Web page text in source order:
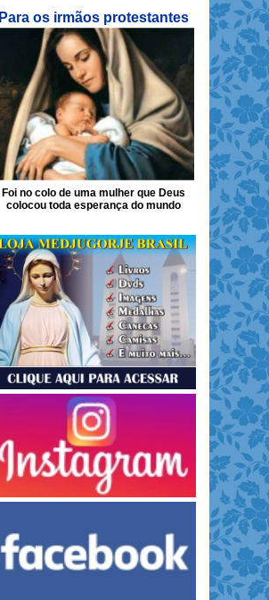
Para os irmãos protestantes
Foi no colo de uma mulher que Deus
colocou toda esperança do mundo